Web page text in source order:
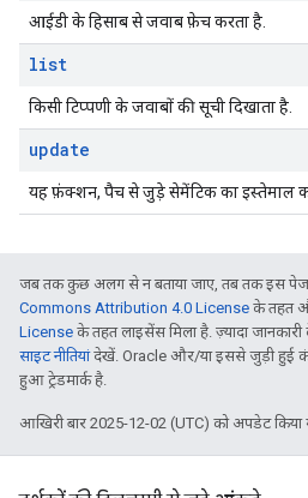
आईडी के हिसाब से जवाब फ़ेच करता है.
list
किसी टिप्पणी के जवाबों की सूची दिखाता है.
update
यह फ़ंक्शन, पैच से जुड़े सेमेंटिक का इस्तेमाल
जब तक कुछ अलग से न बताया जाए, तब तक इस पेज
Commons Attribution 4.0 License के तहत
License के तहत लाइसेंस मिला है. ज़्यादा जानकारी
साइट नीतियांदेखें. Oracle और/या इससे जुड़ी हुई
हुआ ट्रेडमार्क है.
आखिरी बार 2025-12-02 (UTC) को अपडेट किया